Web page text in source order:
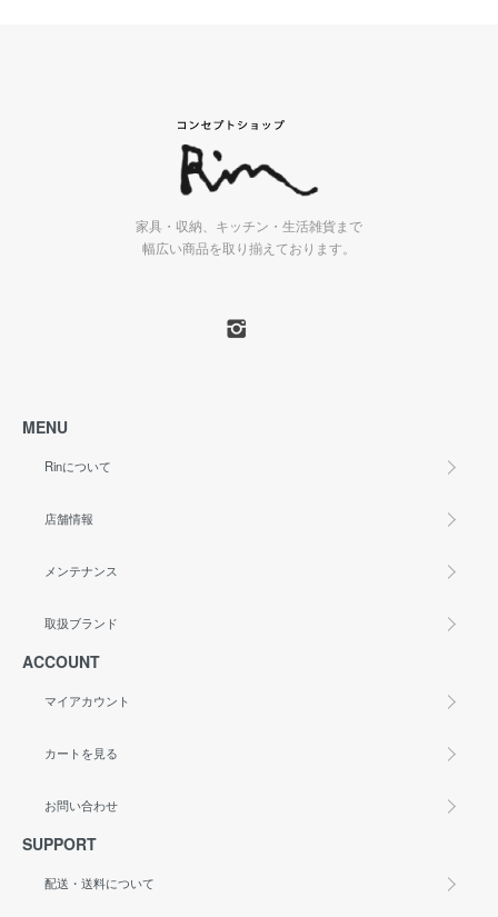
家具・収納、キッチン・生活雑貨まで
幅広い商品を取り揃えております。
MENU
Rinについて
店舗情報
メンテナンス
取扱ブランド
ACCOUNT
マイアカウント
カートを見る
お問い合わせ
SUPPORT
配送・送料について